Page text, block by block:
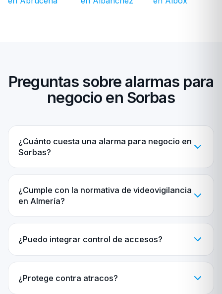
Preguntas sobre alarmas para
negocio en Sorbas
¿Cuánto cuesta una alarma para negocio en
Sorbas?
¿Cumple con la normativa de videovigilancia
en Almería?
¿Puedo integrar control de accesos?
¿Protege contra atracos?